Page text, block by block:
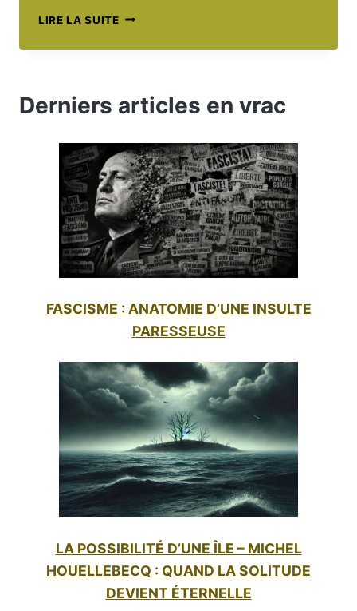
LIRE LA SUITELES
DE
:
UN
ENTRE
RÊVE
ET
CAUCHEMAR
Derniers articles en vrac
FASCISME : ANATOMIE D’UNE INSULTE
PARESSEUSE
LA POSSIBILITÉ D’UNE ÎLE – MICHEL
HOUELLEBECQ : QUAND LA SOLITUDE
DEVIENT ÉTERNELLE